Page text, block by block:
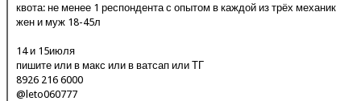
квота: не менее 1 респондента с опытом в каждой из трёх механик
жен и муж 18-45л
14 и 15июля
пишите или в макс или в ватсап или ТГ
8926 216 6000
@leto060777